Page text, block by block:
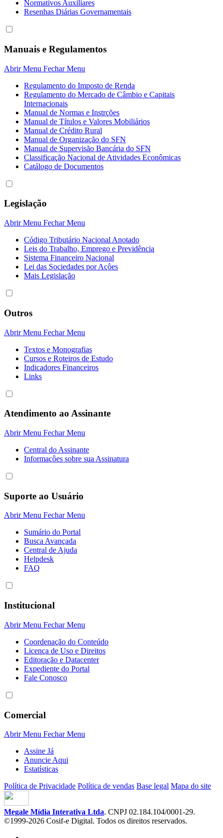
Normativos Auxiliares
Resenhas Diárias Governamentais
Manuais e Regulamentos
Abrir Menu Fechar Menu
Regulamento do Imposto de Renda
Regulamento do Mercado de Câmbio e Capitais
Internacionais
Manual de Normas e Instrções
Manual de Títulos e Valores Mobiliários
Manual de Crédito Rural
Manual de Organização do SFN
Manual de Supervisão Bancária do SFN
Classificação Nacional de Atividades Econômicas
Catálogo de Documentos
Legislação
Abrir Menu Fechar Menu
Código Tributário Nacional Anotado
Leis do Trabalho, Emprego e Previdência
Sistema Financeiro Nacional
Lei das Sociedades por Açôes
Mais Legislação
Outros
Abrir Menu Fechar Menu
Textos e Monografias
Cursos e Roteiros de Estudo
Indicadores Financeiros
Links
Atendimento ao Assinante
Abrir Menu Fechar Menu
Central do Assinante
Informaçôes sobre sua Assinatura
Suporte ao Usuário
Abrir Menu Fechar Menu
Sumário do Portal
Busca Avançada
Central de Ajuda
Helpdesk
FAQ
Institucional
Abrir Menu Fechar Menu
Coordenação do Conteúdo
Licença de Uso e Direitos
Editoração e Datacenter
Expediente do Portal
Fale Conosco
Comercial
Abrir Menu Fechar Menu
Assine Já
Anuncie Aqui
Estatísticas
Política de Privacidade Política de vendas Base legal Mapa do site
Megale Mídia Interativa Ltda. CNPJ 02.184.104/0001-29.
©1999-2026 Cosif-e Digital. Todos os direitos reservados.